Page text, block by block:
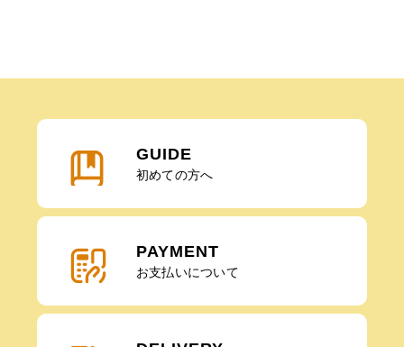
GUIDE
初めての方へ
PAYMENT
お支払いについて